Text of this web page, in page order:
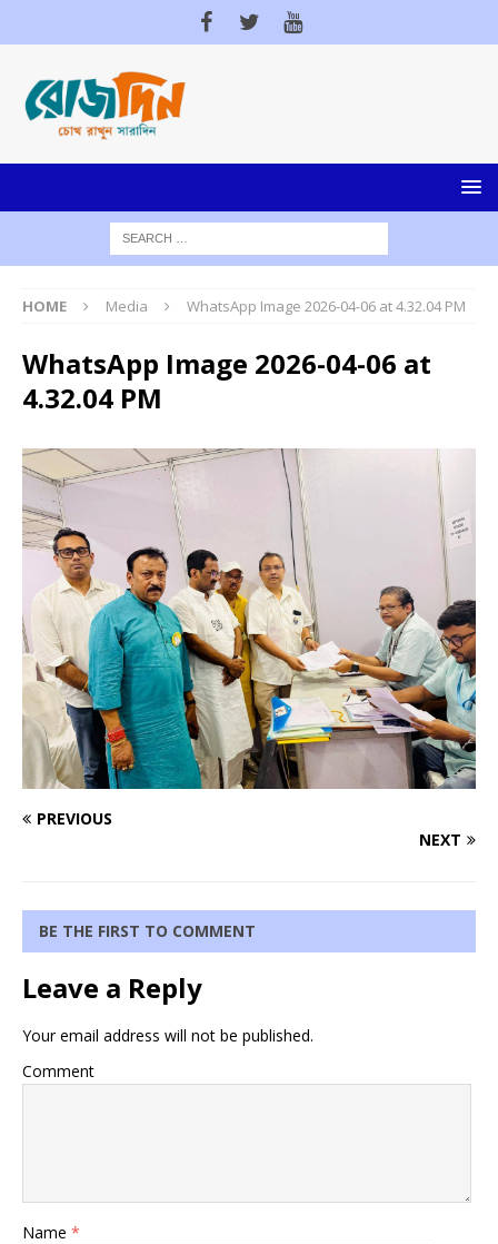
HOME Media WhatsApp Image 2026-04-06 at 4.32.04 PM
WhatsApp Image 2026-04-06 at
4.32.04 PM
PREVIOUS
NEXT
BE THE FIRST TO COMMENT
Leave a Reply
Your email address will not be published.
Comment
Name *